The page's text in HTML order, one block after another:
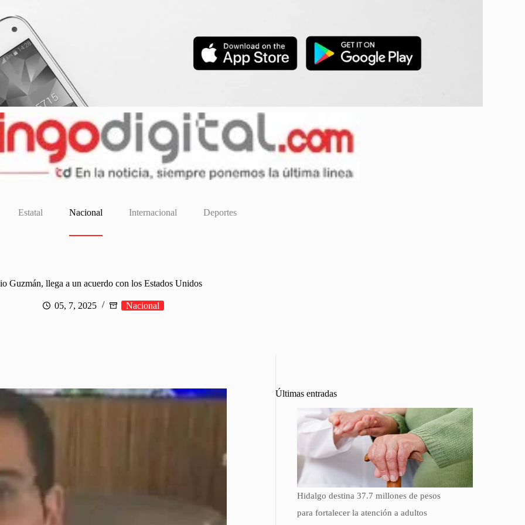
Estatal Nacional Internacional Deportes
Guzmán, llega a un acuerdo con los Estados Unidos
05, 7, 2025 Nacional
Últimas entradas
Hidalgo destina 37.7 millones de pesos
para fortalecer la atención a adultos